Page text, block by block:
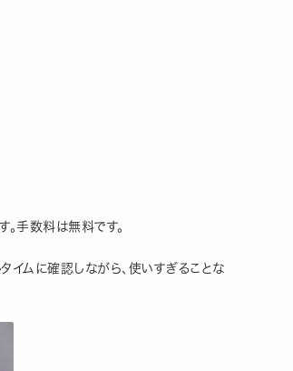
手数料は無料です。
イムに確認しながら、使いすぎることな